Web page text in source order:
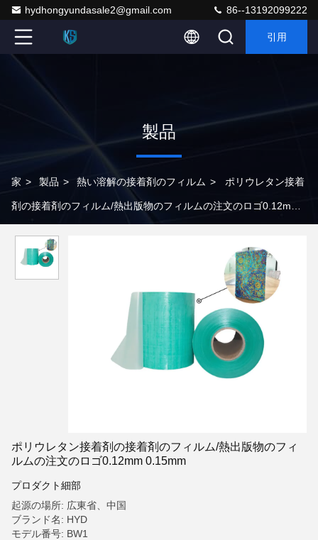
hydhongyundasale2@gmail.com 86--13192099222
引用
製品
家 > 製品 > 熱い溶解の接着剤のフィルム > ポリウレタン接着
剤の接着剤のフィルム/熱出版物のフィルムの注文のロゴ0.12mm
ポリウレタン接着剤の接着剤のフィルム/熱出版物のフィ
ルムの注文のロゴ0.12mm 0.15mm
プロダクト細部
起源の場所: 広東省、中国
ブランド名: HYD
モデル番号: BW1